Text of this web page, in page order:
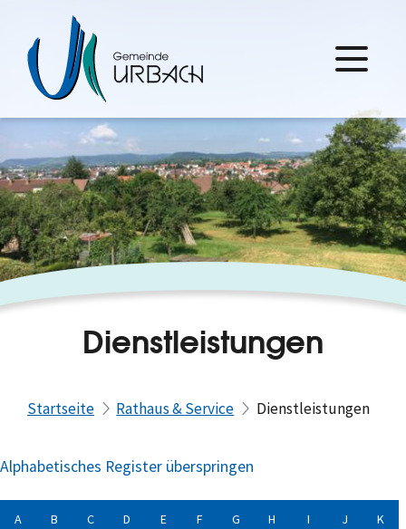
Dienstleistungen
Startseite Rathaus & Service Dienstleistungen
Alphabetisches Register überspringen
A B C D E F G H I J K